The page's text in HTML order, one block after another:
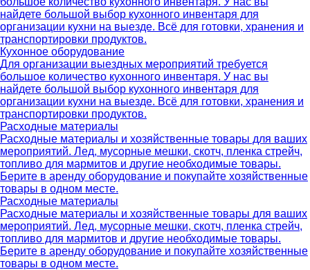
найдете большой выбор кухонного инвентаря для
организации кухни на выезде. Всё для готовки, хранения и
транспортировки продуктов.
Кухонное оборудование
Для организации выездных мероприятий требуется
большое количество кухонного инвентаря. У нас вы
найдете большой выбор кухонного инвентаря для
организации кухни на выезде. Всё для готовки, хранения и
транспортировки продуктов.
Расходные материалы
Расходные материалы и хозяйственные товары для ваших
мероприятий. Лед, мусорные мешки, скотч, пленка стрейч,
топливо для мармитов и другие необходимые товары.
Берите в аренду оборудование и покупайте хозяйственные
товары в одном месте.
Расходные материалы
Расходные материалы и хозяйственные товары для ваших
мероприятий. Лед, мусорные мешки, скотч, пленка стрейч,
топливо для мармитов и другие необходимые товары.
Берите в аренду оборудование и покупайте хозяйственные
товары в одном месте.